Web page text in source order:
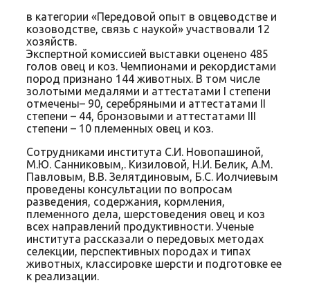
в категории «Передовой опыт в овцеводстве и
козоводстве, связь с наукой» участвовали 12
хозяйств.
Экспертной комиссией выставки оценено 485
голов овец и коз. Чемпионами и рекордистами
пород признано 144 животных. В том числе
золотыми медалями и аттестатами I степени
отмечены– 90, серебряными и аттестатами II
степени – 44, бронзовыми и аттестатами III
степени – 10 племенных овец и коз.
Сотрудниками института С.И. Новопашиной,
М.Ю. Санниковым,. Кизиловой, Н.И. Белик, А.М.
Павловым, В.В. Зелятдиновым, Б.С. Иолчиевым
проведены консультации по вопросам
разведения, содержания, кормления,
племенного дела, шерстоведения овец и коз
всех направлений продуктивности. Ученые
института рассказали о передовых методах
селекции, перспективных породах и типах
животных, классировке шерсти и подготовке ее
к реализации.